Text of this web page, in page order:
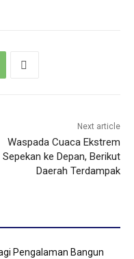
Next article
Waspada Cuaca Ekstrem
Sepekan ke Depan, Berikut
Daerah Terdampak
Pengalaman Bangun